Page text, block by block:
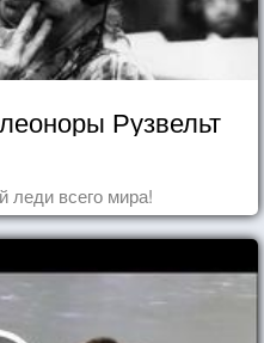
Рузвельт
леди всего мира!